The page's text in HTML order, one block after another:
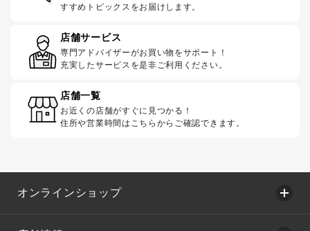
すすめトピックスをお届けします。
店舗サービス
専門アドバイザーがお買い物をサポート！
充実したサービスを是非ご利用ください。
店舗一覧
お近くの店舗がすぐに見つかる！
住所や営業時間はこちらからご確認できます。
オンラインショップ